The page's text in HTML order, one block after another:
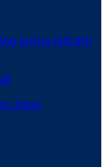
lượng mặt trời
Jotun